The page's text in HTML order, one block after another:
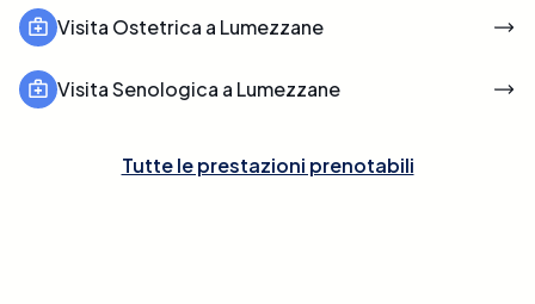
Visita Ostetrica a Lumezzane
Visita Senologica a Lumezzane
Tutte le prestazioni prenotabili